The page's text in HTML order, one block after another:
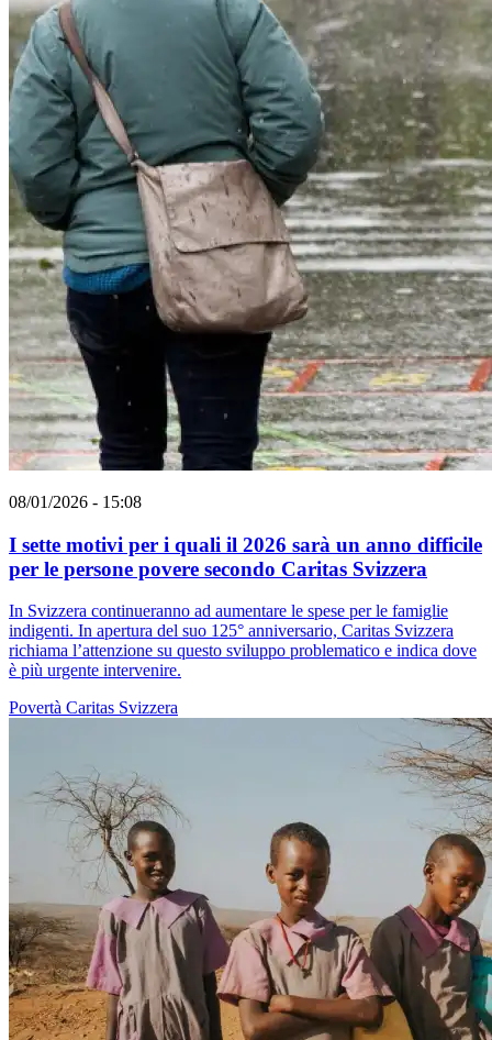
08/01/2026 - 15:08
I sette motivi per i quali il 2026 sarà un anno difficile
per le persone povere secondo Caritas Svizzera
In Svizzera continueranno ad aumentare le spese per le famiglie
indigenti. In apertura del suo 125° anniversario, Caritas Svizzera
richiama l’attenzione su questo sviluppo problematico e indica dove
è più urgente intervenire.
Povertà Caritas Svizzera